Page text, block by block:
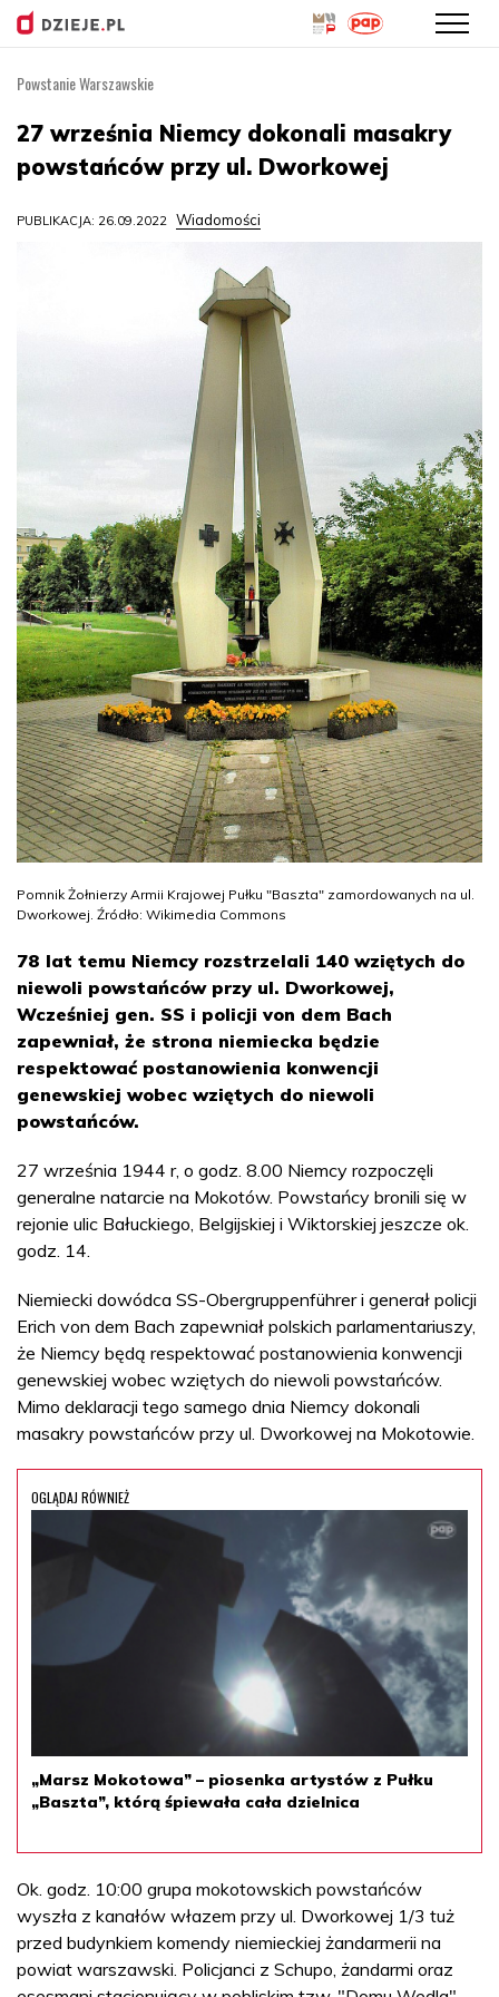
treści
Powstanie Warszawskie
27 września Niemcy dokonali masakry
powstańców przy ul. Dworkowej
PUBLIKACJA: 26.09.2022 Wiadomości
Pomnik Żołnierzy Armii Krajowej Pułku "Baszta" zamordowanych na ul.
Dworkowej. Źródło: Wikimedia Commons
78 lat temu Niemcy rozstrzelali 140 wziętych do
niewoli powstańców przy ul. Dworkowej,
Wcześniej gen. SS i policji von dem Bach
zapewniał, że strona niemiecka będzie
respektować postanowienia konwencji
genewskiej wobec wziętych do niewoli
powstańców.
27 września 1944 r, o godz. 8.00 Niemcy rozpoczęli
generalne natarcie na Mokotów. Powstańcy bronili się w
rejonie ulic Bałuckiego, Belgijskiej i Wiktorskiej jeszcze ok.
godz. 14.
Niemiecki dowódca SS-Obergruppenführer i generał policji
Erich von dem Bach zapewniał polskich parlamentariuszy,
że Niemcy będą respektować postanowienia konwencji
genewskiej wobec wziętych do niewoli powstańców.
Mimo deklaracji tego samego dnia Niemcy dokonali
masakry powstańców przy ul. Dworkowej na Mokotowie.
OGLĄDAJ RÓWNIEŻ
„Marsz Mokotowa” – piosenka artystów z Pułku
„Baszta”, którą śpiewała cała dzielnica
Ok. godz. 10:00 grupa mokotowskich powstańców
wyszła z kanałów włazem przy ul. Dworkowej 1/3 tuż
przed budynkiem komendy niemieckiej żandarmerii na
powiat warszawski. Policjanci z Schupo, żandarmi oraz